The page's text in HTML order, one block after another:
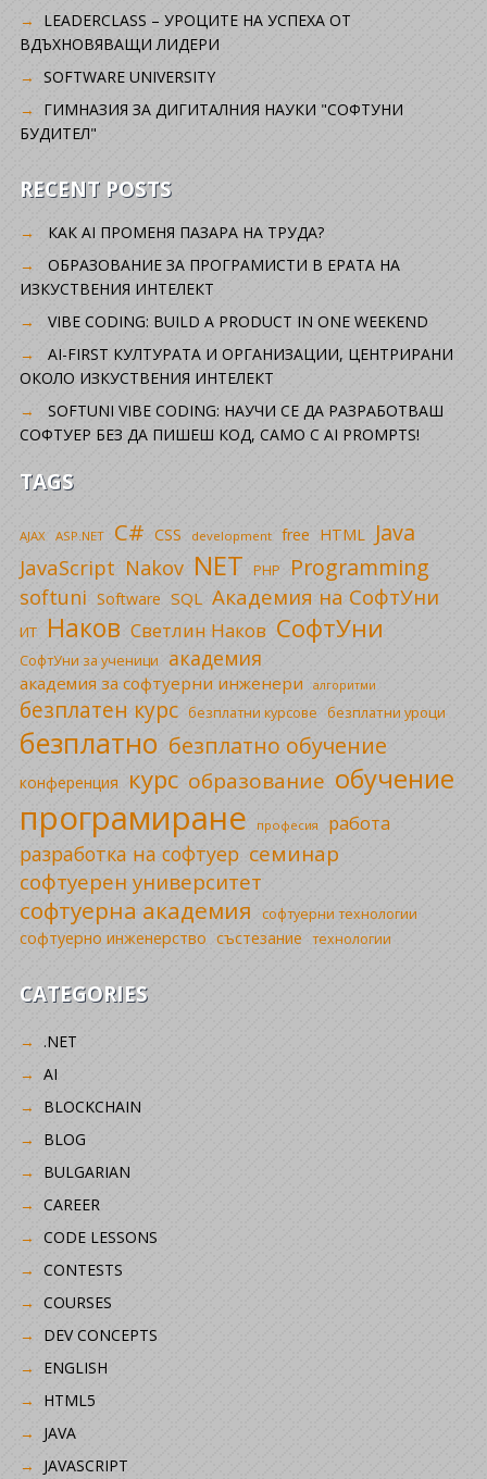
LEADERCLASS – УРОЦИТЕ НА УСПЕХА ОТ
ВДЪХНОВЯВАЩИ ЛИДЕРИ
SOFTWARE UNIVERSITY
ГИМНАЗИЯ ЗА ДИГИТАЛНИЯ НАУКИ "СОФТУНИ
БУДИТЕЛ"
RECENT POSTS
КАК AI ПРОМЕНЯ ПАЗАРА НА ТРУДА?
ОБРАЗОВАНИЕ ЗА ПРОГРАМИСТИ В ЕРАТА НА
ИЗКУСТВЕНИЯ ИНТЕЛЕКТ
VIBE CODING: BUILD A PRODUCT IN ONE WEEKEND
AI-FIRST КУЛТУРАТА И ОРГАНИЗАЦИИ, ЦЕНТРИРАНИ
ОКОЛО ИЗКУСТВЕНИЯ ИНТЕЛЕКТ
SOFTUNI VIBE CODING: НАУЧИ СЕ ДА РАЗРАБОТВАШ
СОФТУЕР БЕЗ ДА ПИШЕШ КОД, САМО С AI PROMPTS!
TAGS
AJAX ASP.NET C# CSS development free HTML Java
JavaScript Nakov NET PHP Programming
softuni Software SQL Академия на СофтУни
ИТ Наков Светлин Наков СофтУни
СофтУни за ученици академия
академия за софтуерни инженери алгоритми
безплатен курс безплатни курсове безплатни уроци
безплатно безплатно обучение
конференция курс образование обучение
програмиране професия работа
разработка на софтуер семинар
софтуерен университет
софтуерна академия софтуерни технологии
софтуерно инженерство състезание технологии
CATEGORIES
.NET
AI
BLOCKCHAIN
BLOG
BULGARIAN
CAREER
CODE LESSONS
CONTESTS
COURSES
DEV CONCEPTS
ENGLISH
HTML5
JAVA
JAVASCRIPT